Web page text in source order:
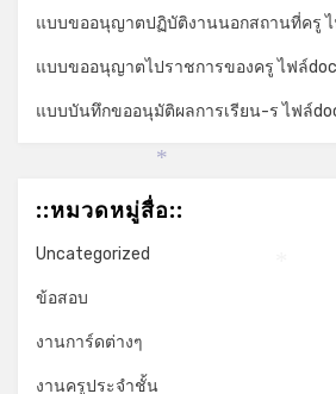
แบบขออนุญาตปฏิบัติงานนอกสถานที่ครู
แบบขออนุญาตไปราชการของครู ไฟล์doc
แบบบันทึกขออนุมัติผลการเรียน-ร ไฟล์
::หมวดหมู่สื่อ::
Uncategorized
ข้อสอบ
งานการ์ดต่างๆ
งานครูประจำชั้น